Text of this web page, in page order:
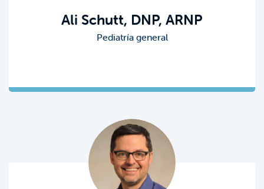
Ali Schutt, DNP, ARNP
Pediatría general